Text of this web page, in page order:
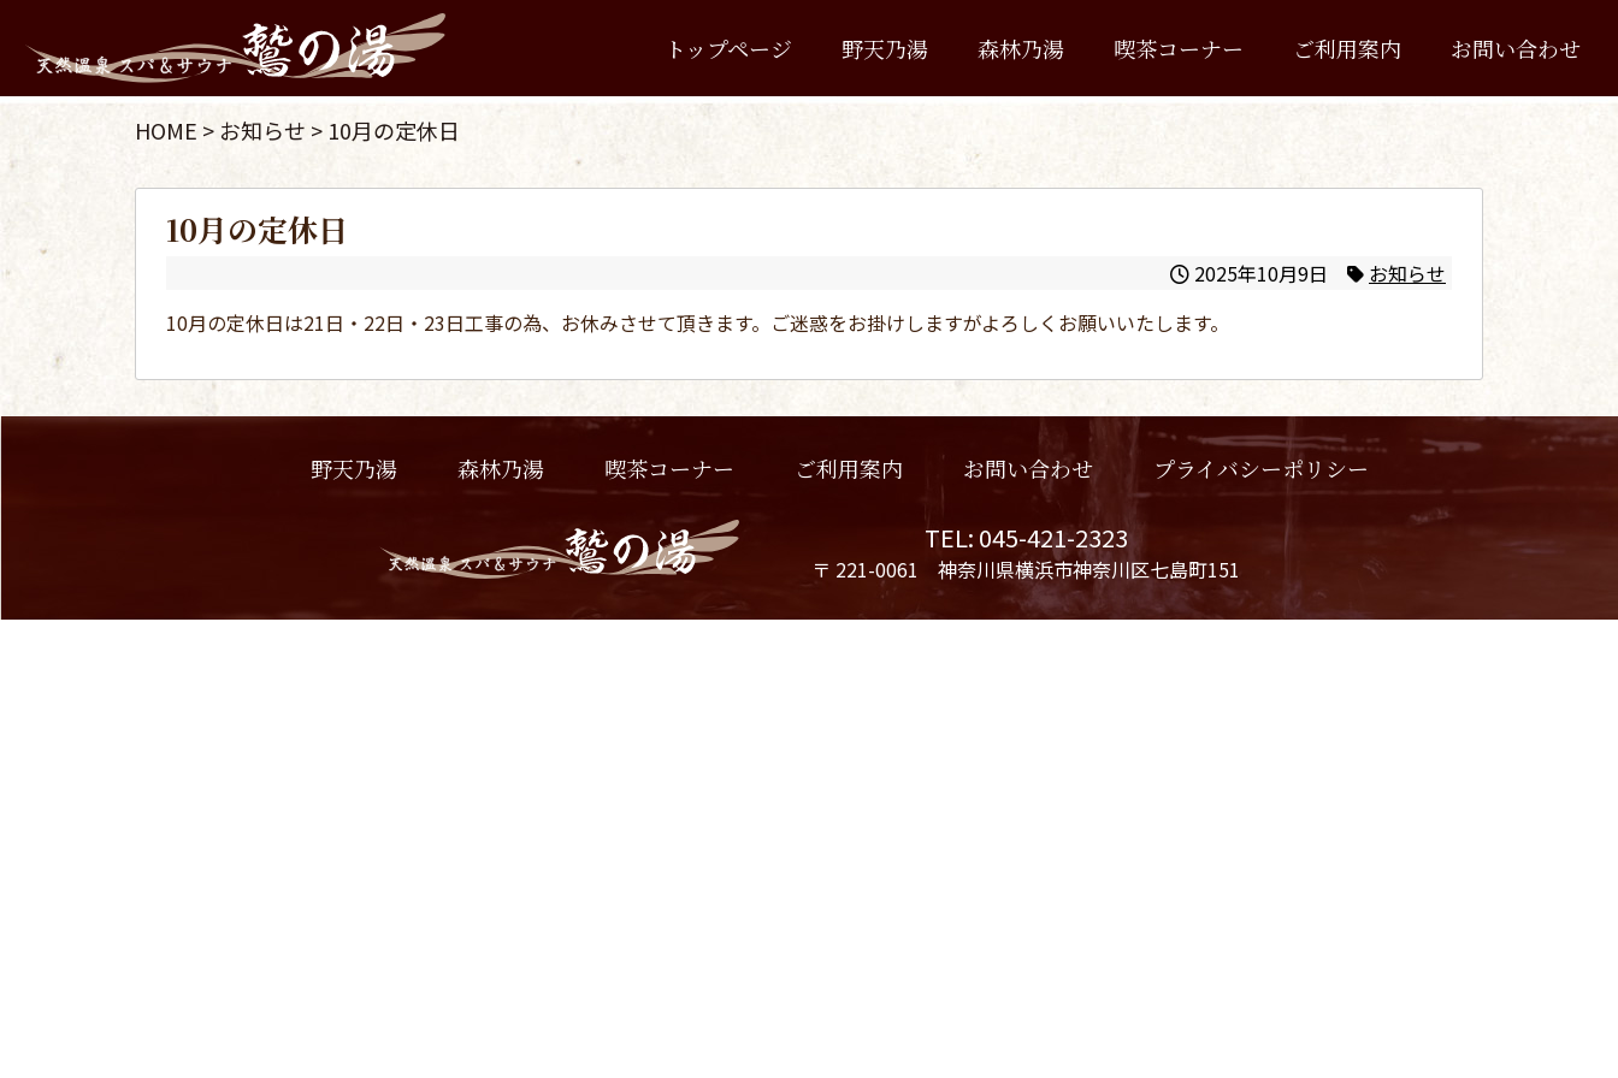
トップページ 野天乃湯 森林乃湯 喫茶コーナー ご利用案内 お問い合わせ
HOME > お知らせ > 10月の定休日
10月の定休日
2025年10月9日 お知らせ
10月の定休日は21日・22日・23日工事の為、お休みさせて頂きます。ご迷惑をお掛けしますがよろしくお願いいたします。
野天乃湯 森林乃湯 喫茶コーナー ご利用案内 お問い合わせ プライバシーポリシー
TEL: 045-421-2323
〒 221-0061 神奈川県横浜市神奈川区七島町151